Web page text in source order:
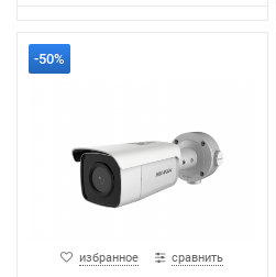
-50%
избранное сравнить